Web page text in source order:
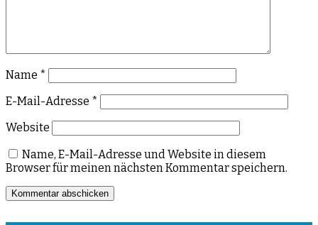
Name *
E-Mail-Adresse *
Website
Name, E-Mail-Adresse und Website in diesem
Browser für meinen nächsten Kommentar speichern.